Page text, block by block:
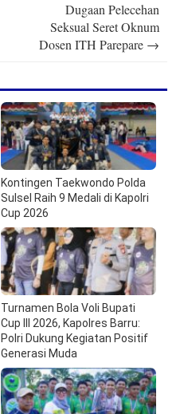
Dugaan Pelecehan
Seksual Seret Oknum
Dosen ITH Parepare →
Kontingen Taekwondo Polda
Sulsel Raih 9 Medali di Kapolri
Cup 2026
Turnamen Bola Voli Bupati
Cup III 2026, Kapolres Barru:
Polri Dukung Kegiatan Positif
Generasi Muda